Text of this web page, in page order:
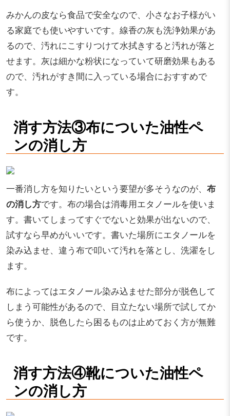
みかんの皮なら食品で安全なので、小さなお子様がい
る家庭でも使いやすいです。線香の灰も洗浄効果があ
るので、汚れにこすりつけて水拭きすると汚れが落と
せます。灰は細かな粉状になっていて研磨効果もある
ので、汚れがすき間に入っている場合におすすめで
す。
消す方法③布についた油性ペ
ンの消し方
一番消し方を知りたいという要望が多そうなのが、 布
の消し方です。布の場合は消毒用エタノールを使いま
す。書いてしまってすぐでないと効果が出ないので、
試すなら早めがいいです。書いた場所にエタノールを
染み込ませ、違う布で叩いて汚れを落とし、洗濯をし
ます。
布によってはエタノール染み込ませた部分が脱色して
しまう可能性があるので、目立たない場所で試してか
ら使うか、脱色したら困るものは止めておく方が無難
です。
消す方法④靴についた油性ペ
ンの消し方